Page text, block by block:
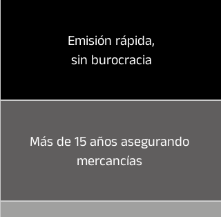
Emisión rápida,
sin burocracia
Más de 15 años asegurando
mercancías